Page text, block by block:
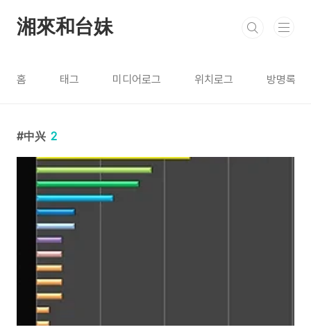
湘來和台妹
홈 태그 미디어로그 위치로그 방명록
中兴 2